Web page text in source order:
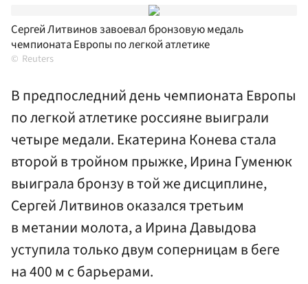
Сергей Литвинов завоевал бронзовую медаль
чемпионата Европы по легкой атлетике
Reuters
В предпоследний день чемпионата Европы
по легкой атлетике россияне выиграли
четыре медали. Екатерина Конева стала
второй в тройном прыжке, Ирина Гуменюк
выиграла бронзу в той же дисциплине,
Сергей Литвинов оказался третьим
в метании молота, а Ирина Давыдова
уступила только двум соперницам в беге
на 400 м с барьерами.